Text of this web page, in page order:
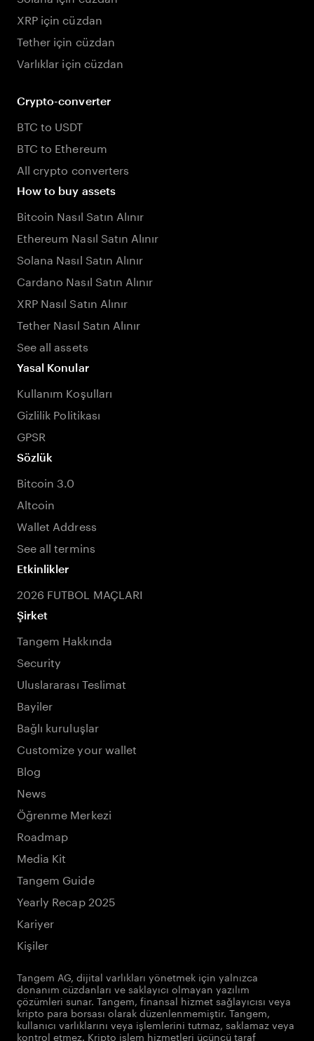
XRP için cüzdan
Tether için cüzdan
Varlıklar için cüzdan
Crypto-converter
BTC to USDT
BTC to Ethereum
All crypto converters
How to buy assets
Bitcoin Nasıl Satın Alınır
Ethereum Nasıl Satın Alınır
Solana Nasıl Satın Alınır
Cardano Nasıl Satın Alınır
XRP Nasıl Satın Alınır
Tether Nasıl Satın Alınır
See all assets
Yasal Konular
Kullanım Koşulları
Gizlilik Politikası
GPSR
Sözlük
Bitcoin 3.0
Altcoin
Wallet Address
See all termins
Etkinlikler
2026 FUTBOL MAÇLARI
Şirket
Tangem Hakkında
Security
Uluslararası Teslimat
Bayiler
Bağlı kuruluşlar
Customize your wallet
Blog
News
Öğrenme Merkezi
Roadmap
Media Kit
Tangem Guide
Yearly Recap 2025
Kariyer
Kişiler
Tangem AG, dijital varlıkları yönetmek için yalnızca
donanım cüzdanları ve saklayıcı olmayan yazılım
çözümleri sunar. Tangem, finansal hizmet sağlayıcısı veya
kripto para borsası olarak düzenlenmemiştir. Tangem,
kullanıcı varlıklarını veya işlemlerini tutmaz, saklamaz veya
kontrol etmez. Kripto işlem hizmetleri üçüncü taraf